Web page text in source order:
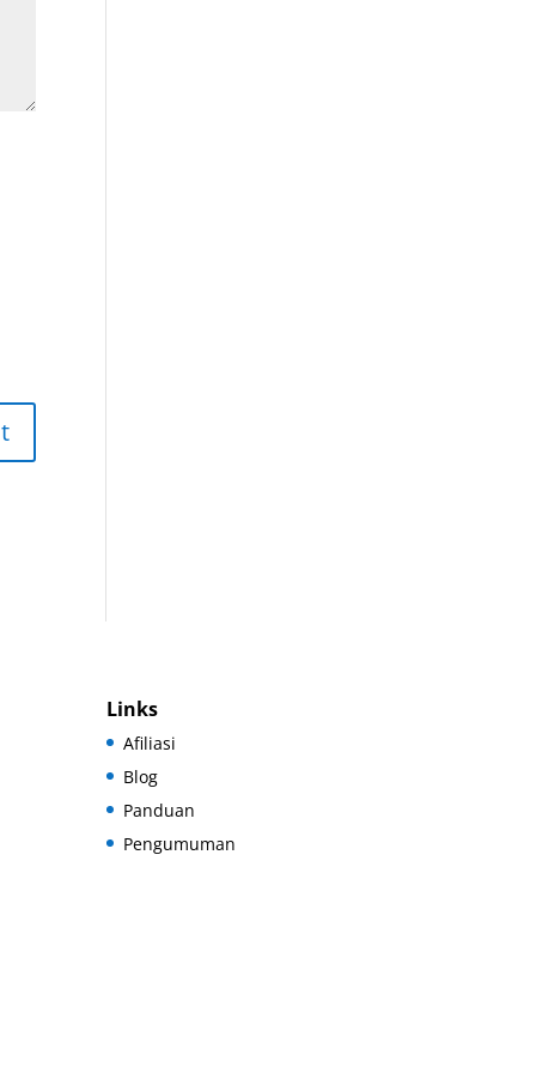
Links
Afiliasi
Blog
Panduan
Pengumuman